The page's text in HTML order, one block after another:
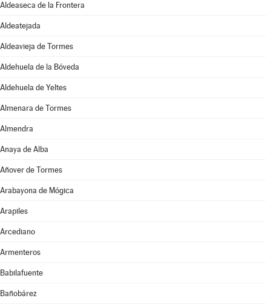
Aldeaseca de la Frontera
Aldeatejada
Aldeavieja de Tormes
Aldehuela de la Bóveda
Aldehuela de Yeltes
Almenara de Tormes
Almendra
Anaya de Alba
Añover de Tormes
Arabayona de Mógica
Arapiles
Arcediano
Armenteros
Babilafuente
Bañobárez